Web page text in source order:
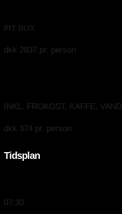
PIT BOX
dkk 2837 pr. person
INKL. FROKOST, KAFFE, VAND
dkk 374 pr. person
Tidsplan
07:30